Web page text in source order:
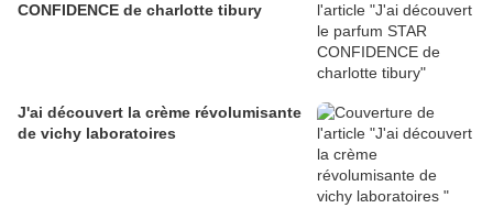
CONFIDENCE de charlotte tibury
J'ai découvert la crème révolumisante
de vichy laboratoires